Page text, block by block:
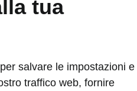
tua
salvare le impostazioni e
traffico web, fornire